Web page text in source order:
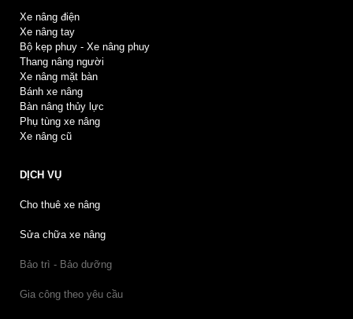
Xe nâng điện
Xe nâng tay
Bộ kẹp phuy - Xe nâng phuy
Thang nâng người
Xe nâng mặt bàn
Bánh xe nâng
Bàn nâng thủy lực
Phụ tùng xe nâng
Xe nâng cũ
DỊCH VỤ
Cho thuê xe nâng
Sửa chữa xe nâng
Bảo trì - Bảo dưỡng
Gia công theo yêu cầu